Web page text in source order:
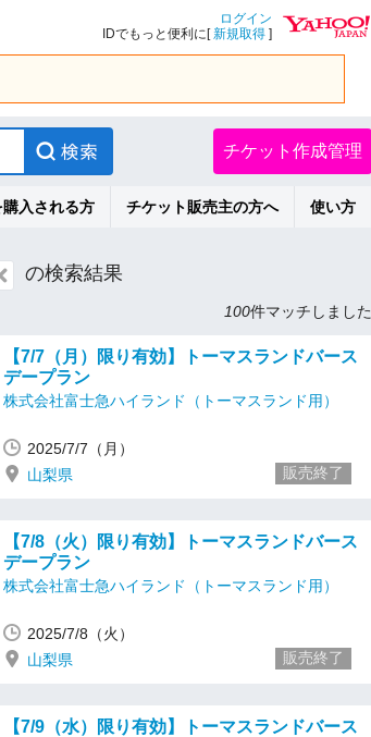
ログイン
IDでもっと便利に[新規取得 ]
チケット作成管理
入される方 チケット販売主の方へ 使い方
の検索結果
100件マッチしました
【7/7（月）限り有効】トーマスランドバース
デープラン
株式会社富士急ハイランド（トーマスランド用）
2025/7/7（月）
山梨県
販売終了
【7/8（火）限り有効】トーマスランドバース
デープラン
株式会社富士急ハイランド（トーマスランド用）
2025/7/8（火）
山梨県
販売終了
【7/9（水）限り有効】トーマスランドバース